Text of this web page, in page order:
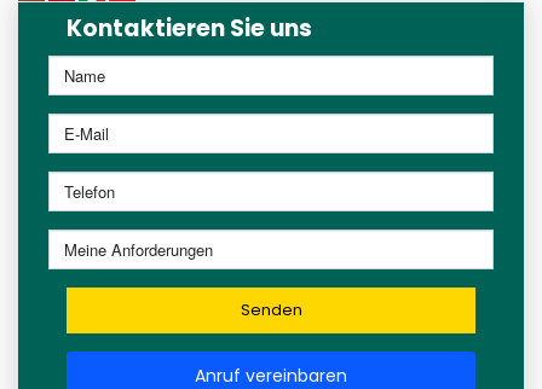
Kontaktieren Sie uns
Senden
Anruf vereinbaren